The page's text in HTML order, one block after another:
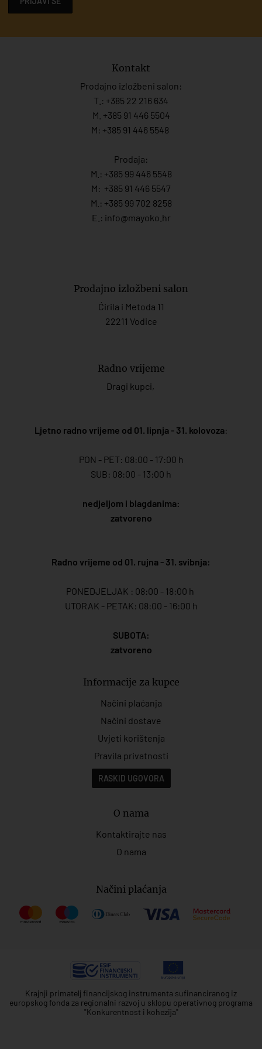
Kontakt
Prodajno izložbeni salon:
T.: +385 22 216 634
M. +385 91 446 5504
M: +385 91 446 5548
Prodaja:
M.: +385 99 446 5548
M: +385 91 446 5547
M.: +385 99 702 8258
E.: info@mayoko. hr
Prodajno izložbeni salon
Ćirila i Metoda 11
22211 Vodice
Radno vrijeme
Dragi kupci,
Ljetno radno vrijeme od 01. lipnja - 31. kolovoza:
PON - PET: 08:00 - 17:00 h
SUB: 08:00 - 13:00 h
nedjeljom i blagdanima:
zatvoreno
Radno vrijeme od 01. rujna - 31. svibnja:
PONEDJELJAK : 08:00 - 18:00 h
UTORAK - PETAK: 08:00 - 16:00 h
SUBOTA:
zatvoreno
Informacije za kupce
Načini plaćanja
Načini dostave
Uvjeti korištenja
Pravila privatnosti
RASKID UGOVORA
O nama
Kontaktirajte nas
O nama
Načini plaćanja
Krajnji primatelj financijskog instrumenta sufinanciranog iz
europskog fonda za regionalni razvoj u sklopu operativnog programa
"Konkurentnost i kohezija"